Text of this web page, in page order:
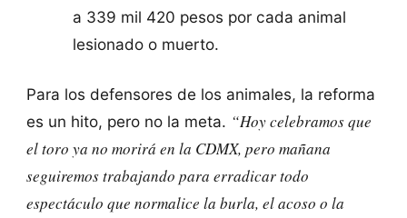
a 339 mil 420 pesos por cada animal
lesionado o muerto.
Para los defensores de los animales, la reforma
es un hito, pero no la meta. “Hoy celebramos que
el toro ya no morirá en la CDMX, pero mañana
seguiremos trabajando para erradicar todo
espectáculo que normalice la burla, el acoso o la